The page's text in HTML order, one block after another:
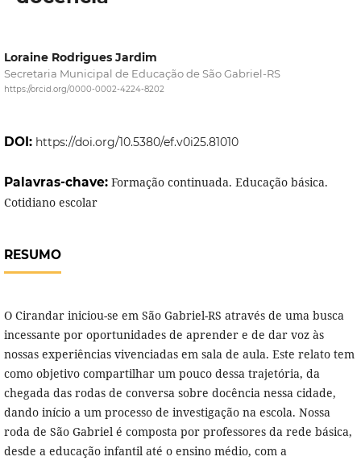
Loraine Rodrigues Jardim
Secretaria Municipal de Educação de São Gabriel-RS
https://orcid.org/0000-0002-4224-8202
DOI: https://doi.org/10.5380/ef.v0i25.81010
Palavras-chave: Formação continuada. Educação básica.
Cotidiano escolar
RESUMO
O Cirandar iniciou-se em São Gabriel-RS através de uma busca
incessante por oportunidades de aprender e de dar voz às
nossas experiências vivenciadas em sala de aula. Este relato tem
como objetivo compartilhar um pouco dessa trajetória, da
chegada das rodas de conversa sobre docência nessa cidade,
dando início a um processo de investigação na escola. Nossa
roda de São Gabriel é composta por professores da rede básica,
desde a educação infantil até o ensino médio, com a